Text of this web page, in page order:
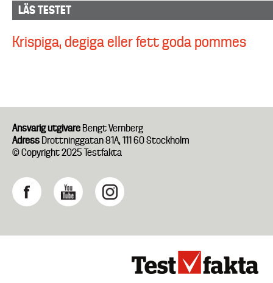
LÄS TESTET
Krispiga, degiga eller fett goda pommes
Ansvarig utgivare Bengt Vernberg
Adress Drottninggatan 81A, 111 60 Stockholm
© Copyright 2025 Testfakta